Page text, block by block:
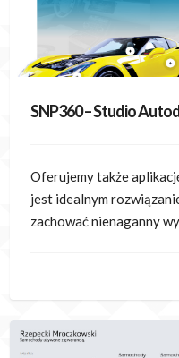
SNP360 – Studio
Oferujemy także
jest idealnym
zachować nienaganny